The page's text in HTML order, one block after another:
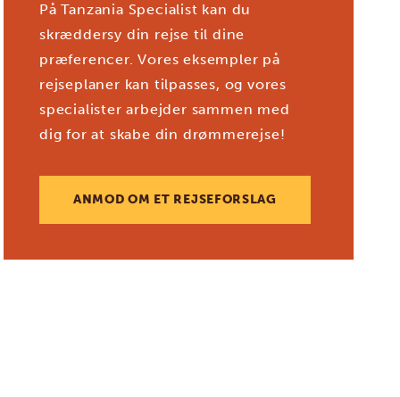
På Tanzania Specialist kan du
skræddersy din rejse til dine
præferencer. Vores eksempler på
rejseplaner kan tilpasses, og vores
specialister arbejder sammen med
dig for at skabe din drømmerejse!
ANMOD OM ET REJSEFORSLAG